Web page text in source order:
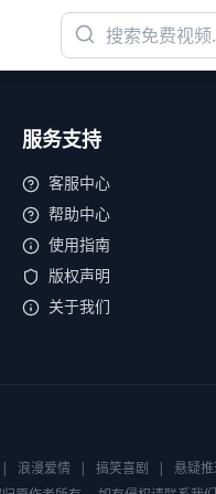
服务支持
客服中心
帮助中心
使用指南
版权声明
关于我们
| 浪漫爱情 | 搞笑喜剧 |
悬疑